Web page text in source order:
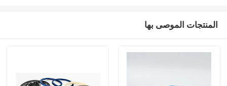
المنتجات الموصى بها